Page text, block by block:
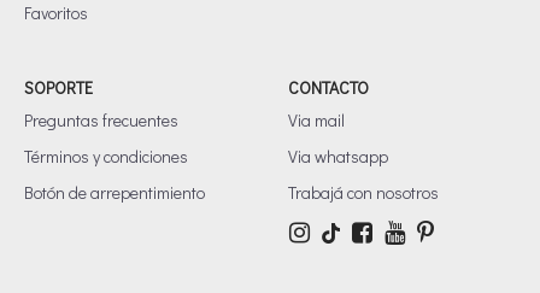
Favoritos
SOPORTE
Preguntas frecuentes
Términos y condiciones
Botón de arrepentimiento
CONTACTO
Via mail
Via whatsapp
Trabajá con nosotros